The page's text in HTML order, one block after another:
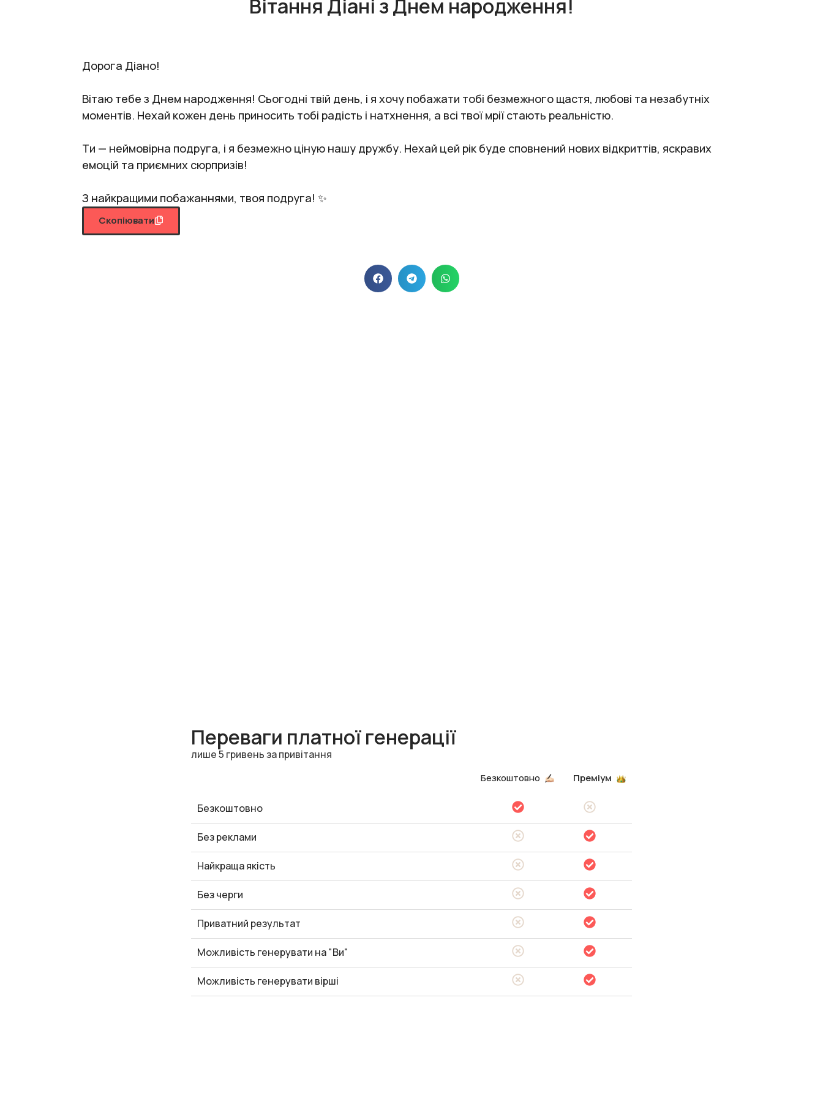
Вітання Діані з Днем народження!
Дорога Діано!
Вітаю тебе з Днем народження! Сьогодні твій день, і я хочу побажати тобі безмежного щастя, любові та незабутніх
моментів. Нехай кожен день приносить тобі радість і натхнення, а всі твої мрії стають реальністю.
Ти — неймовірна подруга, і я безмежно ціную нашу дружбу. Нехай цей рік буде сповнений нових відкриттів, яскравих
емоцій та приємних сюрпризів!
З найкращими побажаннями, твоя подруга! ✨
Скопіювати
Переваги платної генерації
лише 5 гривень за привітання
Безкоштовно Преміум
Безкоштовно
Без реклами
Найкраща якість
Без черги
Приватний результат
Можливість генерувати на "Ви"
Можливість генерувати вірші